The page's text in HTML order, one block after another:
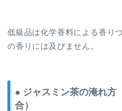
低級品は化学香料による香り
の香りには及びません。
● ジャスミン茶の淹れ方
合）